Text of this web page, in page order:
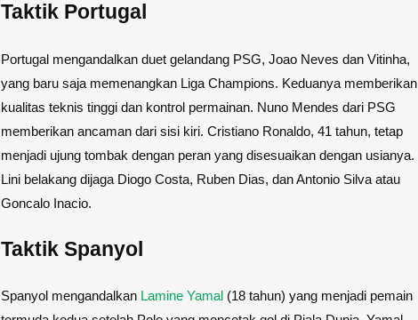
Taktik Portugal
Portugal mengandalkan duet gelandang PSG, Joao Neves dan Vitinha,
yang baru saja memenangkan Liga Champions. Keduanya memberikan
kualitas teknis tinggi dan kontrol permainan. Nuno Mendes dari PSG
memberikan ancaman dari sisi kiri. Cristiano Ronaldo, 41 tahun, tetap
menjadi ujung tombak dengan peran yang disesuaikan dengan usianya.
Lini belakang dijaga Diogo Costa, Ruben Dias, dan Antonio Silva atau
Goncalo Inacio.
Taktik Spanyol
Spanyol mengandalkan Lamine Yamal (18 tahun) yang menjadi pemain